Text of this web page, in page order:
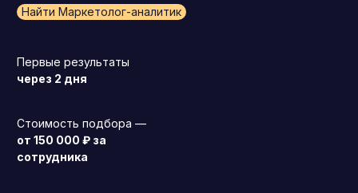
Найти Маркетолог-аналитик
Первые результаты
через 2 дня
Стоимость подбора —
от 150 000 ₽ за
сотрудника